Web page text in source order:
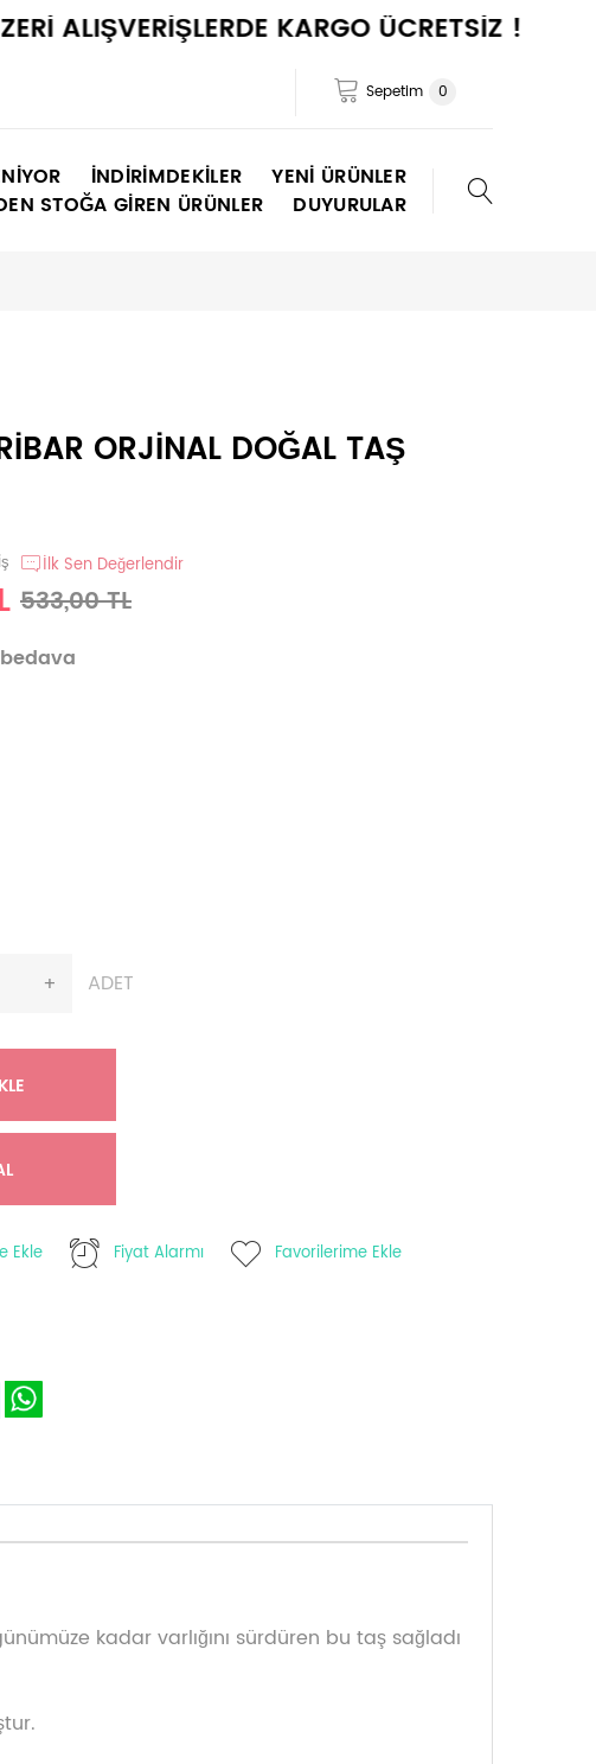
KARGO ÜCRETSİZ !
Sepetim 0
İNDIRIMDEKILER
YENI ÜRÜNLER
STOĞA GIREN ÜRÜNLER
DUYURULAR
ORJİNAL DOĞAL TAŞ
İlk Sen Değerlendir
533,00 TL
+ ADET
Ekle Fiyat Alarmı Favorilerime Ekle
kadar varlığını sürdüren bu taş sağladı